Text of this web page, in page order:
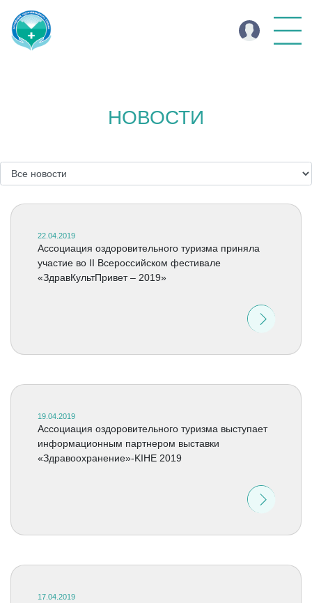
НОВОСТИ
22.04.2019
Ассоциация оздоровительного туризма приняла
участие во II Всероссийском фестивале
«ЗдравКультПривет – 2019»
19.04.2019
Ассоциация оздоровительного туризма выступает
информационным партнером выставки
«Здравоохранение»-KIHE 2019
17.04.2019